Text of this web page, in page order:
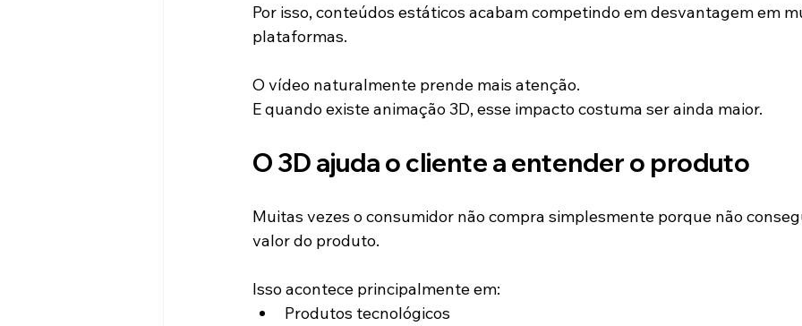
Por isso, conteúdos estáticos acabam competindo em desvantagem em
plataformas.
O vídeo naturalmente prende mais atenção.
E quando existe animação 3D, esse impacto costuma ser ainda maior.
O 3D ajuda o cliente a entender o produto
Muitas vezes o consumidor não compra simplesmente porque não
valor do produto.
Isso acontece principalmente em:
Produtos tecnológicos